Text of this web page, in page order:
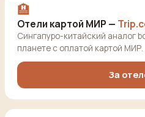
🏨
Отели картой МИР —
Сингапуро-китайский аналог
планете с оплатой картой МИР.
За